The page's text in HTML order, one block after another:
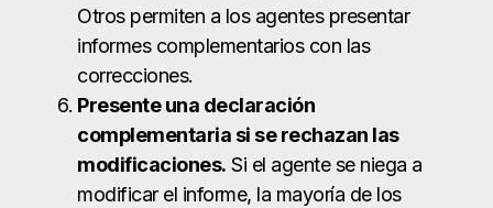
Otros permiten a los agentes presentar
informes complementarios con las
correcciones.
Presente una declaración
complementaria si se rechazan las
modificaciones. Si el agente se niega a
modificar el informe, la mayoría de los